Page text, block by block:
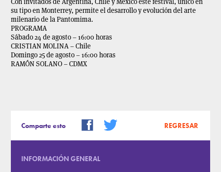
su tipo en Monterrey, permite el desarrollo y evolución del arte
milenario de la Pantomima.
PROGRAMA
Sábado 24 de agosto – 16:00 horas
CRISTIAN MOLINA – Chile
Domingo 25 de agosto – 16:00 horas
RAMÓN SOLANO – CDMX
Comparte esto REGRESAR
INFORMACIÓN GENERAL